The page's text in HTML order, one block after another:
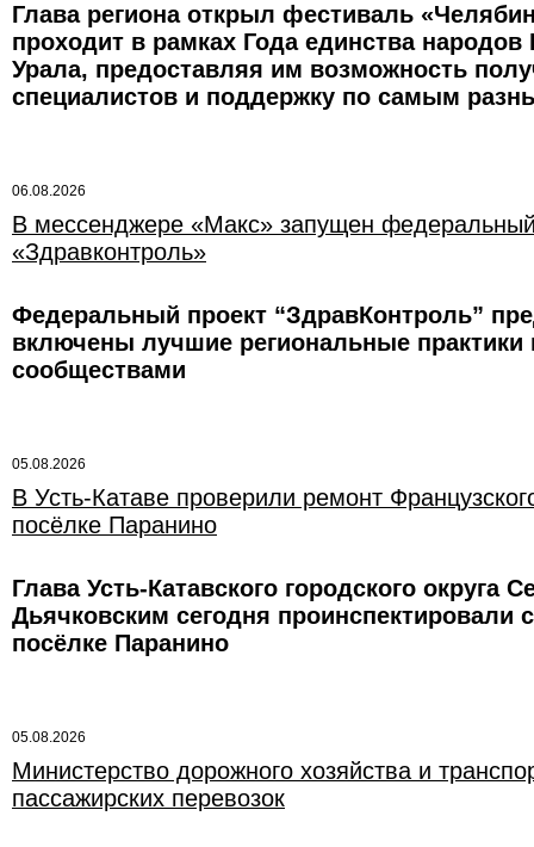
Глава региона открыл фестиваль
проходит в рамках Года единства
Урала, предоставляя им возможность
специалистов и поддержку по самым
06.08.2026
В мессенджере «Макс» запущен
«Здравконтроль»
Федеральный проект “ЗдравКонтроль”
включены лучшие региональные
сообществами
05.08.2026
В Усть-Катаве проверили ремонт
посёлке Паранино
Глава Усть-Катавского городского
Дьячковским сегодня
посёлке Паранино
05.08.2026
Министерство дорожного хозяйства и
пассажирских перевозок